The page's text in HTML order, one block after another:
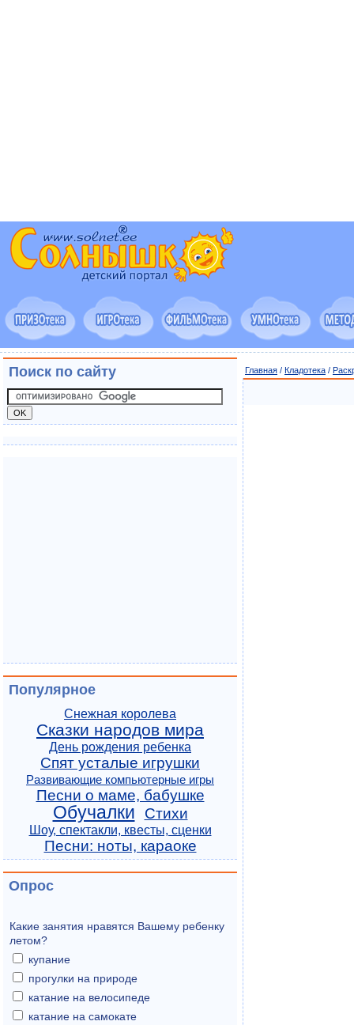
Главная / Кладотека /
Поиск по сайту
Популярное
Снежная королева
Сказки народов мира
День рождения ребенка
Спят усталые игрушки
Развивающие компьютерные игры
Песни о маме, бабушке
Обучалки Стихи
Шоу, спектакли, квесты, сценки
Песни: ноты, караоке
Опрос
Какие занятия нравятся Вашему ребенку
летом?
купание
прогулки на природе
катание на велосипеде
катание на самокате